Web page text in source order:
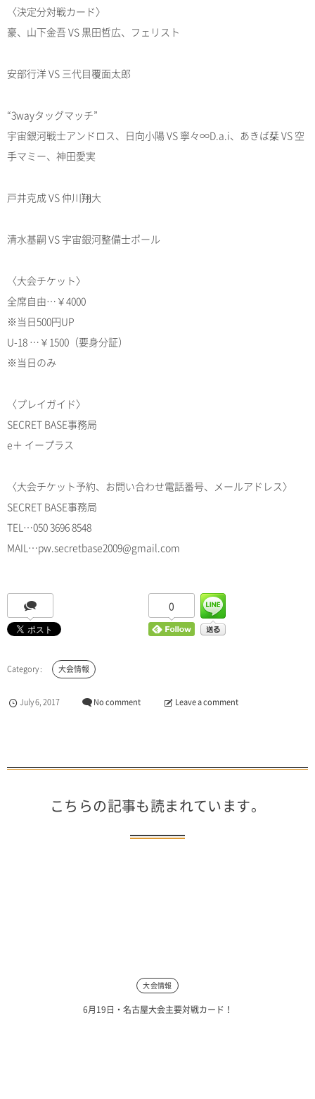
〈決定分対戦カード〉
豪、山下金吾 VS 黒田哲広、フェリスト
安部行洋 VS 三代目覆面太郎
“3wayタッグマッチ”
宇宙銀河戦士アンドロス、日向小陽 VS 寧々∞D.a.i、あきば栞 VS 空
手マミー、神田愛実
戸井克成 VS 仲川翔大
清水基嗣 VS 宇宙銀河整備士ポール
〈大会チケット〉
全席自由…￥4000
※当日500円UP
U-18 …￥1500（要身分証）
※当日のみ
〈プレイガイド〉
SECRET BASE事務局
e＋ イープラス
〈大会チケット予約、お問い合わせ電話番号、メールアドレス〉
SECRET BASE事務局
TEL…050 3696 8548
MAIL…pw.secretbase2009@gmail.com
0
大会情報
July6,2017 No comment Leave a comment
こちらの記事も読まれています。
大会情報
6月19日・名古屋大会主要対戦カード！